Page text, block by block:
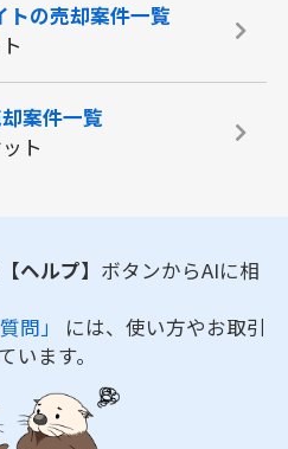
トの売却案件一覧
案件一覧
ト
【ヘルプ】 ボタンからAIに相
問」 には、使い方やお取引
います。